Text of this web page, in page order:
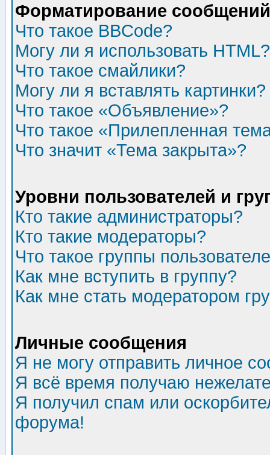
Форматирование
Что такое BBCode?
Могу ли я использовать HTML?
Что такое смайлики?
Могу ли я вставлять картинки?
Что такое «Объявление»?
Что такое «Прилепленная
Что значит «Тема закрыта»?
Уровни пользователей и
Кто такие администраторы?
Кто такие модераторы?
Что такое группы
Как мне вступить в группу?
Как мне стать модератором
Личные сообщения
Я не могу отправить личное
Я всё время получаю
Я получил спам или
форума!